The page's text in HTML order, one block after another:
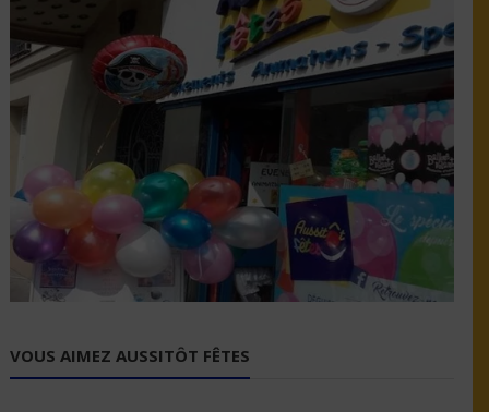
VOUS AIMEZ AUSSITÔT FÊTES